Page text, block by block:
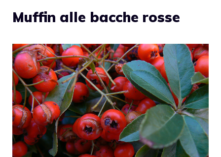
Muffin alle bacche rosse